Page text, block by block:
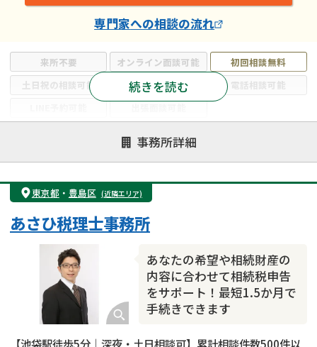
来所不要 オンライン面談可能
初回相談無料
土日祝の相談可能
19時以降電話可能
電話相談可能
遺言書作成・遺言執行
相続放棄
相続登記
遺産分割
遺留分侵害額請求
相続税申告
相続手続き
銀行手続き
成年後見・任意後見
贈与税
相続人調査
相続トラブル
続きを読む
専門家への相談の流れ
事務所詳細
東京都 ・ 豊島区 (近隣エリア)
あなたの希望や相続財産の
内容に合わせて相続税申告
をサポート！最短1.5か月で
手続きできます
あさひ税理士事務所
【池袋駅徒歩5分｜深夜・土日相談可】累計相談件数500件以